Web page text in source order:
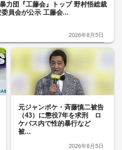
力団『工藤会』トップ 野村悟総裁
員会が公示 工藤会...
2026年8月5日
元ジャンポケ・斉藤慎二被告
（43）に懲役7年を求刑 ロ
ケバス内で性的暴行など
被...
2026年8月5日